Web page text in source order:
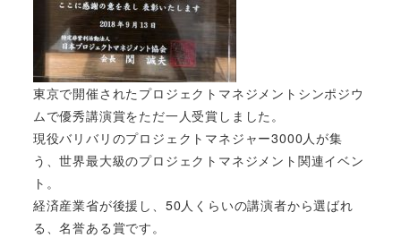
東京で開催されたプロジェクトマネジメントシンポジウ
ムで優秀講演賞をただ一人受賞しました。
現役バリバリのプロジェクトマネジャー3000人が集
う、世界最大級のプロジェクトマネジメント関連イベン
ト。
経済産業省が後援し、50人くらいの講演者から選ばれ
る、名誉ある賞です。